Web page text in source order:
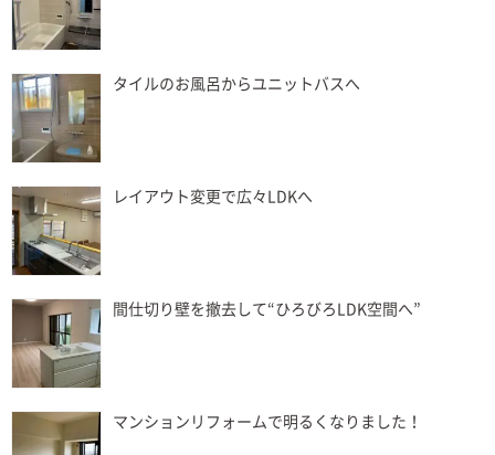
タイルのお風呂からユニットバスへ
レイアウト変更で広々LDKへ
間仕切り壁を撤去して“ひろびろLDK空間へ”
マンションリフォームで明るくなりました！